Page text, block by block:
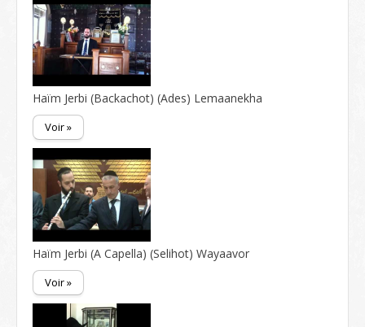
Haïm Jerbi (Backachot) (Ades) Lemaanekha
Voir »
Haïm Jerbi (A Capella) (Selihot) Wayaavor
Voir »